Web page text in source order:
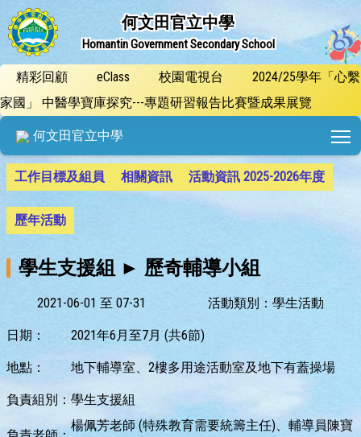
何文田官立中學
Homantin Government Secondary School
精彩回顧 eClass 校園電視台
2024/25學年「心繫
家國」 中醫學寶庫探究---專題研習報告比賽暨成果展覽
何文田官立中學
工作目標及組員 相關資訊 活動資訊 2025-2026年度
歷年活動
學生支援組 ► 歷奇輔導小組
2021-06-01 至 07-31 活動類別：學生活動
日期： 2021年6月至7月 (共6節)
地點： 地下輔導室、2樓多用途活動室及地下有蓋操場
負責組別： 學生支援組
楊佩芳老師 (特殊教育需要統籌主任)、輔導員陳寶